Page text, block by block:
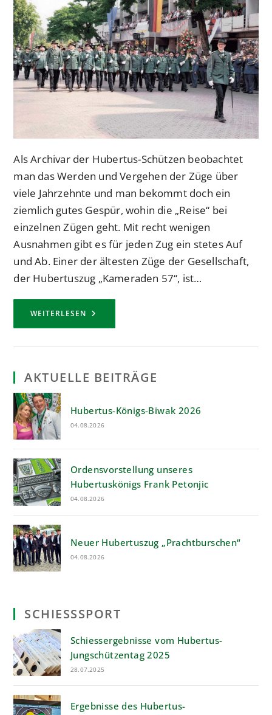
Als Archivar der Hubertus-Schützen beobachtet
man das Werden und Vergehen der Züge über
viele Jahrzehnte und man bekommt doch ein
ziemlich gutes Gespür, wohin die „Reise“ bei
einzelnen Zügen geht. Mit recht wenigen
Ausnahmen gibt es für jeden Zug ein stetes Auf
und Ab. Einer der ältesten Züge der Gesellschaft,
der Hubertuszug „Kameraden 57“, ist…
WEITERLESEN DER
HAUPTMANNSZUG
57“
AKTUELLE BEITRÄGE
Hubertus-Königs-Biwak 2026
04.08.2026
Ordensvorstellung unseres
Hubertuskönigs Frank Petonjic
04.08.2026
Neuer Hubertuszug „Prachtburschen“
04.08.2026
SCHIESSSPORT
Schiessergebnisse vom Hubertus-
Jungschützentag 2025
28.07.2025
Ergebnisse des Hubertus-